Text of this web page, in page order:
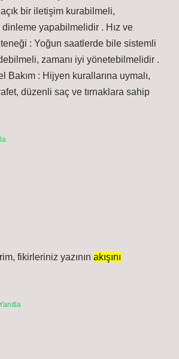
bir iletişim kurabilmeli,
yapabilmelidir . Hız ve
: Yoğun saatlerde bile sistemli
zamanı iyi yönetebilmelidir .
Bakım : Hijyen kurallarına uymalı,
düzenli saç ve tırnaklara sahip
fikirleriniz yazının akışını